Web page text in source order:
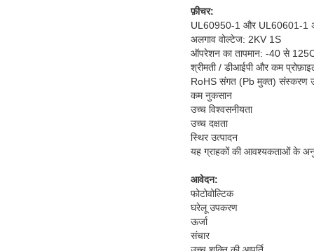
फ़ीचर:
UL60950-1 और UL60601-1
अलगाव वोल्टेज: 2KV 1S
ऑपरेशन का तापमान: -40 से 125C
श्रीमती / डीआईपी और कम
RoHS संगत (Pb मुक्त) संस्करण
कम नुकसान
उच्च विश्वसनीयता
उच्च दक्षता
स्थिर उत्पादन
यह ग्राहकों की आवश्यकताओं के
आवेदन:
फोटोवोल्टिक
घरेलू उपकरण
ऊर्जा
संचार